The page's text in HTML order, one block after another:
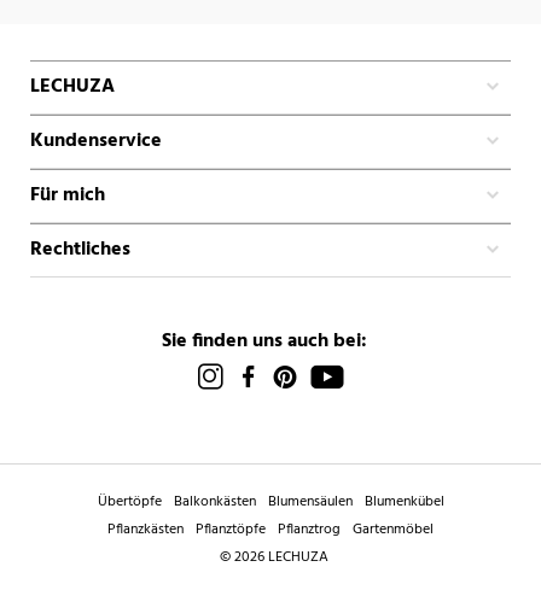
LECHUZA
Kundenservice
Für mich
Rechtliches
Sie finden uns auch bei:
Übertöpfe Balkonkästen Blumensäulen Blumenkübel
Pflanzkästen Pflanztöpfe Pflanztrog Gartenmöbel
© 2026 LECHUZA